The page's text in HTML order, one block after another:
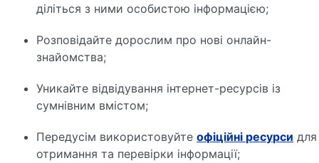
діліться з ними особистою інформацією;
Розповідайте дорослим про нові онлайн-
знайомства;
Уникайте відвідування інтернет-ресурсів із
сумнівним вмістом;
Передусім використовуйтеофіційні ресурси для
отримання та перевірки інформації;